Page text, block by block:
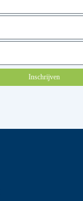
Inschrijven